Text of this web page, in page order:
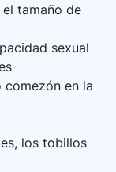
tamaño de
sexual
comezón en la
los tobillos